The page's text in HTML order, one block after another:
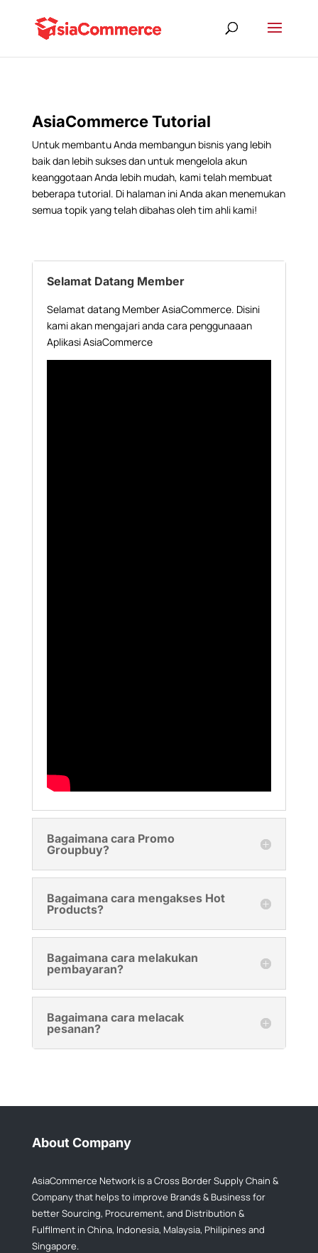
AsiaCommerce Tutorial
Untuk membantu Anda membangun bisnis yang lebih
baik dan lebih sukses dan untuk mengelola akun
keanggotaan Anda lebih mudah, kami telah membuat
beberapa tutorial. Di halaman ini Anda akan menemukan
semua topik yang telah dibahas oleh tim ahli kami!
Selamat Datang Member
Selamat datang Member AsiaCommerce. Disini
kami akan mengajari anda cara penggunaaan
Aplikasi AsiaCommerce
Bagaimana cara Promo
Groupbuy?
Bagaimana cara mengakses Hot
Products?
Bagaimana cara melakukan
pembayaran?
Bagaimana cara melacak
pesanan?
About Company
AsiaCommerce Network is a Cross Border Supply Chain &
Company that helps to improve Brands & Business for
better Sourcing, Procurement, and Distribution &
Fulfllment in China, Indonesia, Malaysia, Philipines and
Singapore.